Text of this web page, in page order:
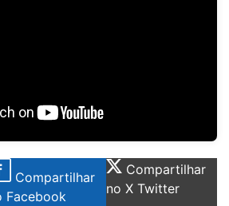
Compartilhar
Facebook
Compartilhar
no X Twitter